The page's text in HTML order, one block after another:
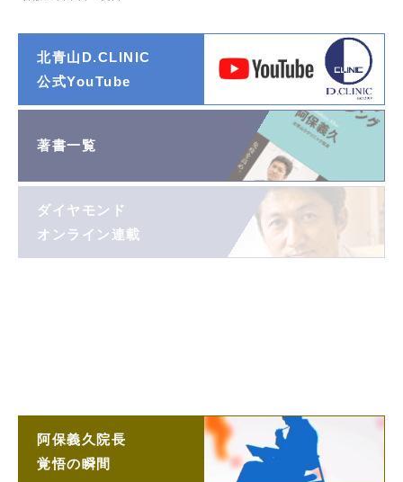
北青山D.CLINIC
公式YouTube
著書一覧
ダイヤモンド
オンライン連載
阿保義久院長
覚悟の瞬間